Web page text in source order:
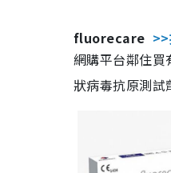
fluorecare
網購平台鄰住
狀病毒抗原測